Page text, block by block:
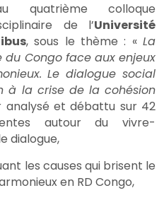
quatrième colloque
de l’Université
, sous le thème : « La
Congo face aux enjeux
Le dialogue social
à la crise de la cohésion
analysé et débattu sur 42
autour du vivre-
dialogue,
les causes qui brisent le
en RD Congo,